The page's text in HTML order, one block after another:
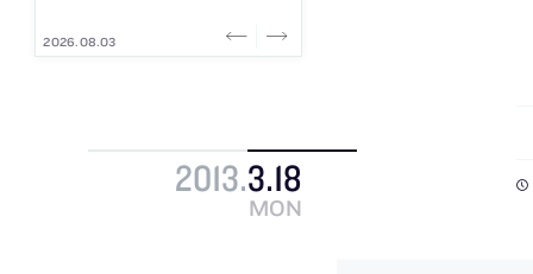
2026.08.07
2026.08.03
2026.08.03
2026.07.31
2026.07.30
2013.3.18
MON